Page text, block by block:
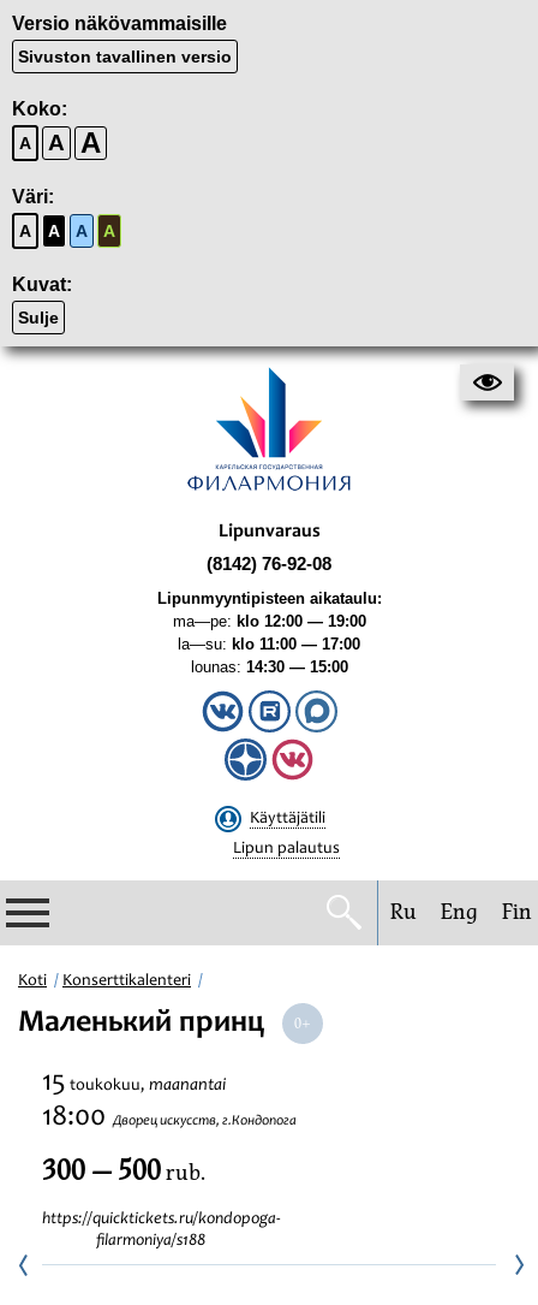
Versio näkövammaisille
Sivuston tavallinen versio
Koko:
A A A
Väri:
A A A A
Kuvat:
Sulje
Lipunvaraus
(8142) 76-92-08
Lipunmyyntipisteen aikataulu:
ma—pe: klo 12:00 — 19:00
la—su: klo 11:00 — 17:00
lounas: 14:30 — 15:00
Käyttäjätili
Lipun palautus
Filharmonia
Festivaalit
Ru Eng Fin
Koti Konserttikalenteri
Маленький принц
15 toukokuu, maanantai
18:00 Дворец искусств, г.Кондопога
300 — 500rub.
https://quicktickets.ru/kondopoga-
filarmoniya/s188